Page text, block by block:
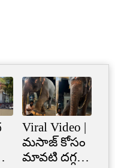
Viral Video |
మసాజ్ కోసం
మావటి దగ్గర